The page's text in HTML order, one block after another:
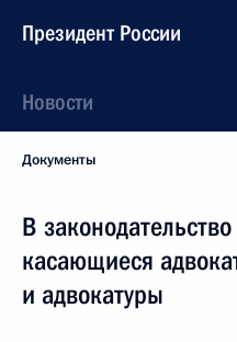
Президент России
Новости
Документы
В
касающиеся
и адвокатуры